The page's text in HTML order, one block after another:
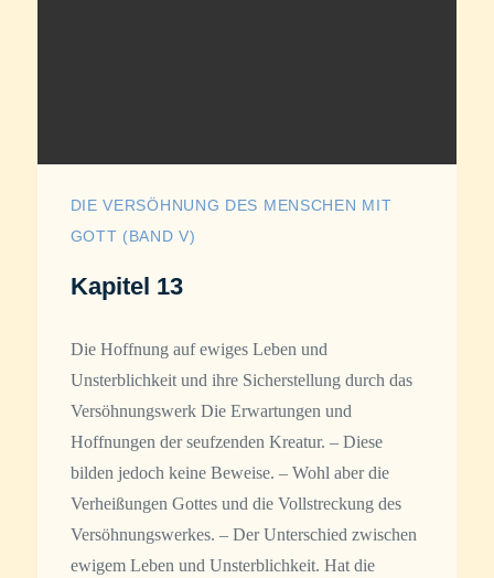
DIE VERSÖHNUNG DES MENSCHEN MIT
GOTT (BAND V)
Kapitel 13
Die Hoffnung auf ewiges Leben und
Unsterblichkeit und ihre Sicherstellung durch das
Versöhnungswerk Die Erwartungen und
Hoffnungen der seufzenden Kreatur. – Diese
bilden jedoch keine Beweise. – Wohl aber die
Verheißungen Gottes und die Vollstreckung des
Versöhnungswerkes. – Der Unterschied zwischen
ewigem Leben und Unsterblichkeit. Hat die